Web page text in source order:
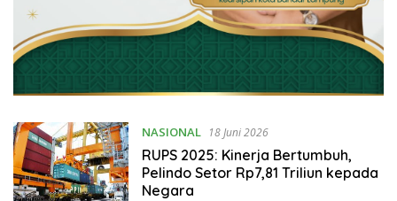
NASIONAL 18 Juni 2026
RUPS 2025: Kinerja Bertumbuh,
Pelindo Setor Rp7,81 Triliun kepada
Negara